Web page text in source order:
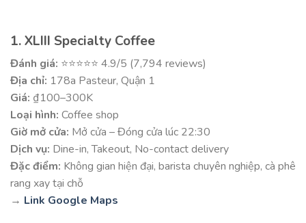
1. XLIII Specialty Coffee
Đánh giá: ⭐⭐⭐⭐⭐ 4.9/5 (7,794 reviews)
Địa chỉ: 178a Pasteur, Quận 1
Giá: ₫100–300K
Loại hình: Coffee shop
Giờ mở cửa: Mở cửa – Đóng cửa lúc 22:30
Dịch vụ: Dine-in, Takeout, No-contact delivery
Đặc điểm: Không gian hiện đại, barista chuyên nghiệp, cà phê
rang xay tại chỗ
→ Link Google Maps